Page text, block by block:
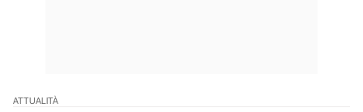
ATTUALITÀ